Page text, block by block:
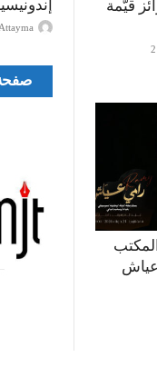
قيّمة
عياش
Attayma الشاذلي عرايبية